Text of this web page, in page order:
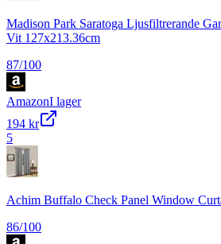
Madison Park Saratoga Ljusfiltrerande
Vit 127x213.36cm
87/100
AmazonI lager
194 kr
5
Achim Buffalo Check Panel Window
86/100